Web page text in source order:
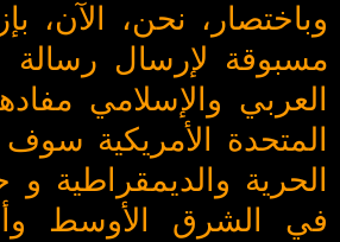
وباختصار، نحن، الآن،
مسبوقة لإرسال رسالة
العربي والإسلامي
المتحدة الأمريكية
الحرية والديمقراطية
في الشرق الأوسط